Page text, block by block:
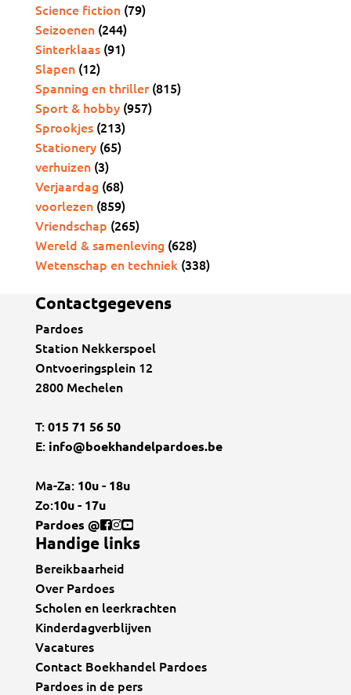
Science fiction (79)
Seizoenen (244)
Sinterklaas (91)
Slapen (12)
Spanning en thriller (815)
Sport & hobby (957)
Sprookjes (213)
Stationery (65)
verhuizen (3)
Verjaardag (68)
voorlezen (859)
Vriendschap (265)
Wereld & samenleving (628)
Wetenschap en techniek (338)
Contactgegevens
Pardoes
Station Nekkerspoel
Ontvoeringsplein 12
2800 Mechelen
T:015 71 56 50
E: info@boekhandelpardoes.be
Ma-Za: 10u - 18u
Zo:10u - 17u
Pardoes @
Handige links
Bereikbaarheid
Over Pardoes
Scholen en leerkrachten
Kinderdagverblijven
Vacatures
Contact Boekhandel Pardoes
Pardoes in de pers